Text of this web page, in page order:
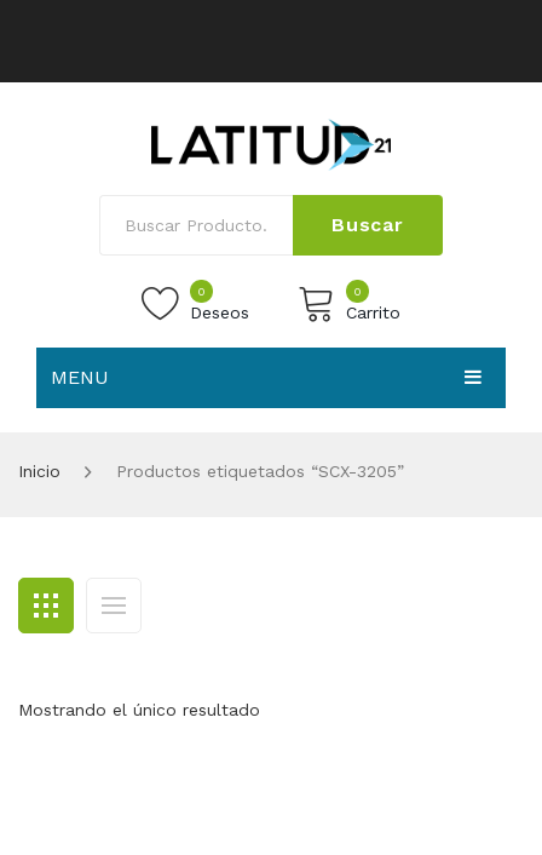
Buscar
0
Deseos
0
Carrito
MENU
BLOG
CONTACTO
Inicio Productos etiquetados “SCX-3205”
Mostrando el único resultado